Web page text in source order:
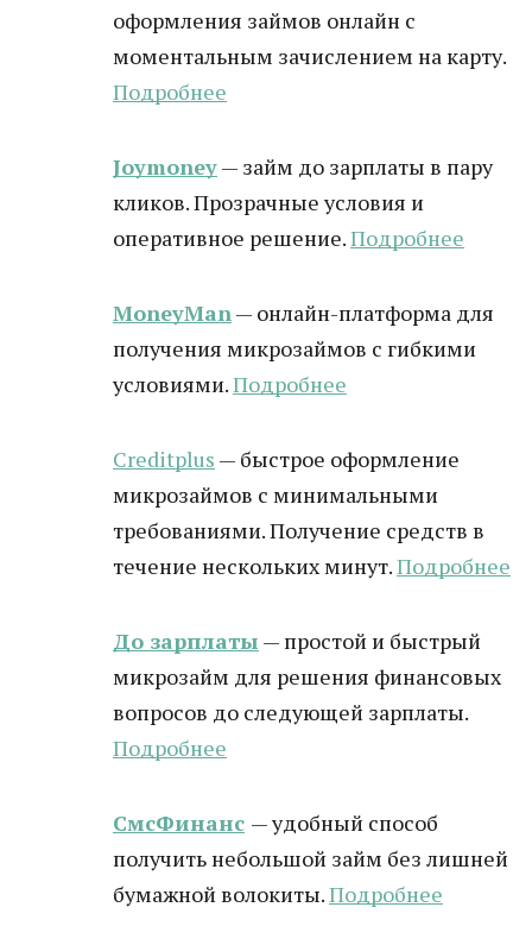
оформления займов онлайн с
моментальным зачислением на карту.
Подробнее
Joymoney— займ до зарплаты в пару
кликов. Прозрачные условия и
оперативное решение.Подробнее
MoneyMan— онлайн-платформа для
получения микрозаймов с гибкими
условиями.Подробнее
Creditplus — быстрое оформление
микрозаймов с минимальными
требованиями. Получение средств в
течение нескольких минут.Подробнее
До зарплаты — простой и быстрый
микрозайм для решения финансовых
вопросов до следующей зарплаты.
Подробнее
СмсФинанс — удобный способ
получить небольшой займ без лишней
бумажной волокиты.Подробнее